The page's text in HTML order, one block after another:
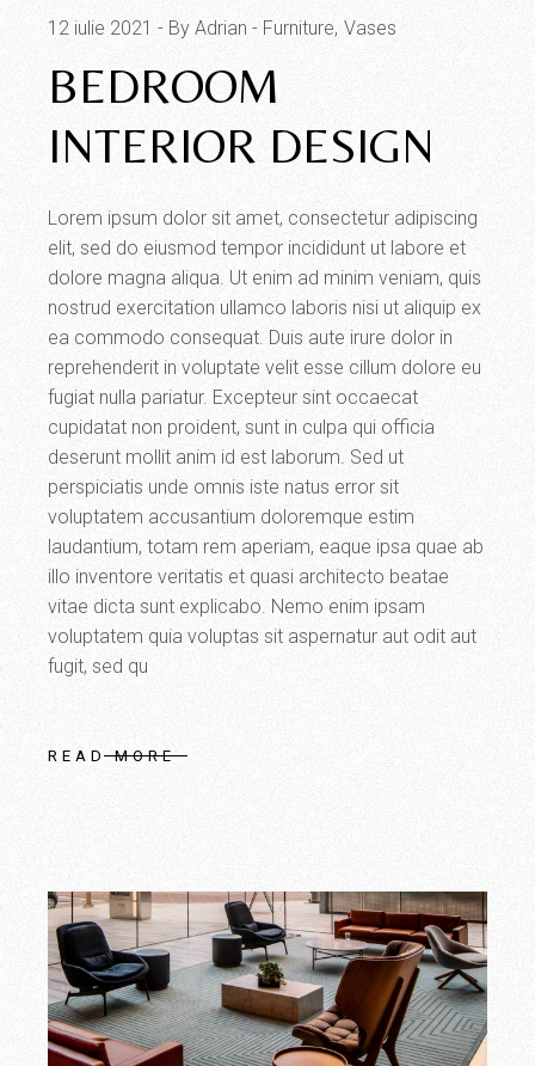
12 iulie 2021 By Adrian Furniture Vases
BEDROOM
INTERIOR DESIGN
Lorem ipsum dolor sit amet, consectetur adipiscing
elit, sed do eiusmod tempor incididunt ut labore et
dolore magna aliqua. Ut enim ad minim veniam, quis
nostrud exercitation ullamco laboris nisi ut aliquip ex
ea commodo consequat. Duis aute irure dolor in
reprehenderit in voluptate velit esse cillum dolore eu
fugiat nulla pariatur. Excepteur sint occaecat
cupidatat non proident, sunt in culpa qui officia
deserunt mollit anim id est laborum. Sed ut
perspiciatis unde omnis iste natus error sit
voluptatem accusantium doloremque estim
laudantium, totam rem aperiam, eaque ipsa quae ab
illo inventore veritatis et quasi architecto beatae
vitae dicta sunt explicabo. Nemo enim ipsam
voluptatem quia voluptas sit aspernatur aut odit aut
fugit, sed qu
READ MORE